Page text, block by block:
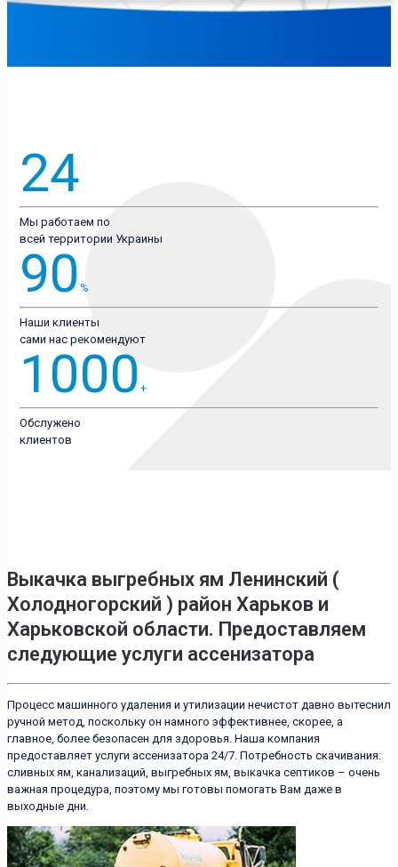
24
Мы работаем по
всей территории Украины
90 %
Наши клиенты
сами нас рекомендуют
1000 +
Обслужено
клиентов
Выкачка выгребных ям Ленинский (
Холодногорский ) район Харьков и
Харьковской области. Предоставляем
следующие услуги ассенизатора
Процесс машинного удаления и утилизации нечистот давно вытеснил
ручной метод, поскольку он намного эффективнее, скорее, а
главное, более безопасен для здоровья. Наша компания
предоставляет услуги ассенизатора 24/7. Потребность скачивания:
сливных ям, канализаций, выгребных ям, выкачка септиков – очень
важная процедура, поэтому мы готовы помогать Вам даже в
выходные дни.